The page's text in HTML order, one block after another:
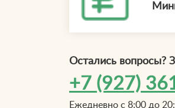
Остались вопросы?
+7 (927)
Ежедневно с 8:00 до